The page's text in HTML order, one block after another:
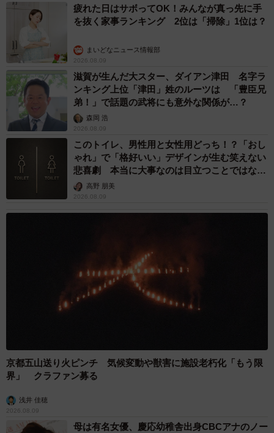
疲れた日はサボってOK！みんなが真っ先に手
を抜く家事ランキング 2位は「掃除」1位は？
まいどなニュース情報部
2026.08.09
滋賀が生んだ大スター、ダイアン津田 名字ラ
ンキング上位「津田」姓のルーツは 「豊臣兄
弟！」で話題の武将にも意外な関係が…？
森岡 浩
2026.08.09
このトイレ、男性用と女性用どっち！？「おし
ゃれ」で「格好いい」デザインが生む笑えない
悲喜劇 本当に大事なのは目立つことではな
く…高野 朋美
2026.08.09
京都五山送り火ピンチ 気候変動や獣害に施設老朽化「もう限
界」 クラファン募る
浅井 佳穂
2026.08.09
母は有名女優、慶応幼稚舎出身CBCアナのノー